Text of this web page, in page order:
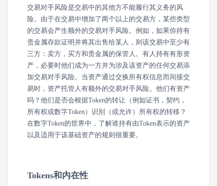
交易对手风险是交易中的其他方不能履行其义务的风
险。由于在交易中增加了两个以上的交易方，某些类型
的交易会产生额外的交易对手风险。例如，如果你持有
贵金属存款证明并将其出售给某人，则该交易中至少有
三方：卖方，买方和贵金属的保管人。有人持有有形资
产，必要时他们成为一方并为涉及该资产的任何交易添
加交易对手风险。当资产通过交换所有权信息而间接交
易时，资产托管人有额外的交易对手风险。他们有资产
吗？他们是否会根据Token的转让（例如证书，契约，
所有权或数字Token）识别（或允许）所有权的转移？
在数字Token的世界中，了解谁持有由Token表示的资产
以及适用于该基础资产的规则很重要。
Tokens和内在性